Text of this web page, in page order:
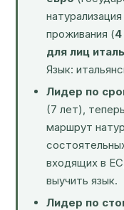
проживания (
для лиц
Язык:
Лидер по
(7 лет),
маршрут
входящих в
выучить язык.
Лидер по